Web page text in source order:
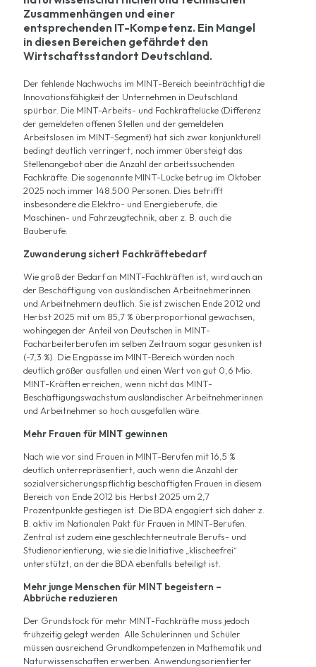
Zusammenhängen und einer
entsprechenden IT-Kompetenz. Ein Mangel
in diesen Bereichen gefährdet den
Wirtschaftsstandort Deutschland.
Der fehlende Nachwuchs im MINT-Bereich beeinträchtigt die
Innovationsfähigkeit der Unternehmen in Deutschland
spürbar. Die MINT-Arbeits- und Fachkräftelücke (Differenz
der gemeldeten offenen Stellen und der gemeldeten
Arbeitslosen im MINT-Segment) hat sich zwar konjunkturell
bedingt deutlich verringert, noch immer übersteigt das
Stellenangebot aber die Anzahl der arbeitssuchenden
Fachkräfte. Die sogenannte MINT-Lücke betrug im Oktober
2025 noch immer 148.500 Personen. Dies betrifft
insbesondere die Elektro- und Energieberufe, die
Maschinen- und Fahrzeugtechnik, aber z. B. auch die
Bauberufe.
Zuwanderung sichert Fachkräftebedarf
Wie groß der Bedarf an MINT-Fachkräften ist, wird auch an
der Beschäftigung von ausländischen Arbeitnehmerinnen
und Arbeitnehmern deutlich. Sie ist zwischen Ende 2012 und
Herbst 2025 mit um 85,7 % überproportional gewachsen,
wohingegen der Anteil von Deutschen in MINT-
Facharbeiterberufen im selben Zeitraum sogar gesunken ist
(-7,3 %). Die Engpässe im MINT-Bereich würden noch
deutlich größer ausfallen und einen Wert von gut 0,6 Mio.
MINT-Kräften erreichen, wenn nicht das MINT-
Beschäftigungswachstum ausländischer Arbeitnehmerinnen
und Arbeitnehmer so hoch ausgefallen wäre.
Mehr Frauen für MINT gewinnen
Nach wie vor sind Frauen in MINT-Berufen mit 16,5 %
deutlich unterrepräsentiert, auch wenn die Anzahl der
sozialversicherungspflichtig beschäftigten Frauen in diesem
Bereich von Ende 2012 bis Herbst 2025 um 2,7
Prozentpunkte gestiegen ist. Die BDA engagiert sich daher z.
B. aktiv im Nationalen Pakt für Frauen in MINT-Berufen.
Zentral ist zudem eine geschlechterneutrale Berufs- und
Studienorientierung, wie sie die Initiative „klischeefrei“
unterstützt, an der die BDA ebenfalls beteiligt ist.
Mehr junge Menschen für MINT begeistern –
Abbrüche reduzieren
Der Grundstock für mehr MINT-Fachkräfte muss jedoch
frühzeitig gelegt werden. Alle Schülerinnen und Schüler
müssen ausreichend Grundkompetenzen in Mathematik und
Naturwissenschaften erwerben. Anwendungsorientierter